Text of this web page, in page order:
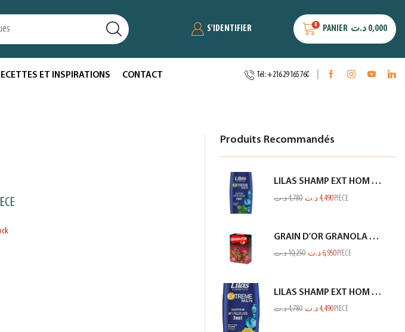
S'IDENTIFIER 0 PANIER 0,000 د.ت
ET INSPIRATIONS CONTACT Tél: +216 29 165 760
Produits Recommandés
LILAS SHAMP EXT HOM ANTI PEL MENTHE BLEU 350ML
4,780د.ت 4,490 د.ت PIECE
GRAIN D'OR GRANOLA CHOCO FRAISE 300GR
10,250د.ت 6,950 د.ت PIECE
LILAS SHAMP EXT HOM ANTI PEL CITRON BLEU 350ML
4,780د.ت 4,490 د.ت PIECE